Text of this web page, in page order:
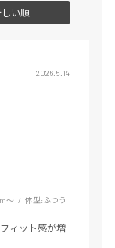
い順
2026.5.14
～ 体型:ふつう
ィット感が増